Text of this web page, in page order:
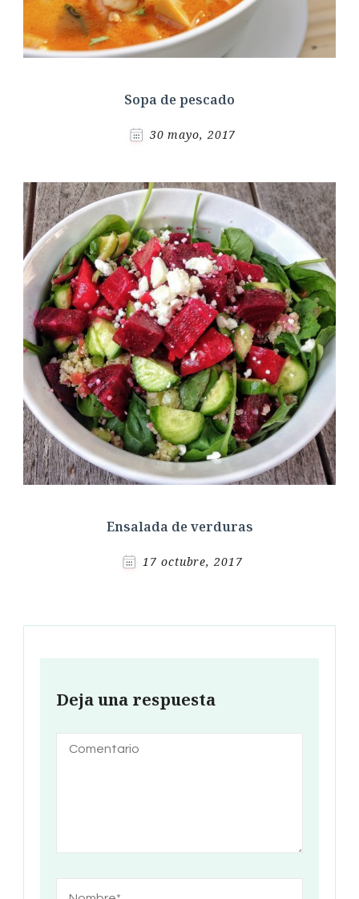
Sopa de pescado
30 mayo, 2017
Ensalada de verduras
17 octubre, 2017
Deja una respuesta